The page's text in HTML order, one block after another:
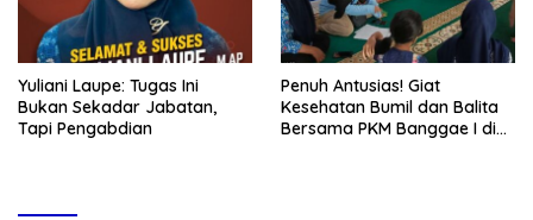
Yuliani Laupe: Tugas Ini
Bukan Sekadar Jabatan,
Tapi Pengabdian
Penuh Antusias! Giat
Kesehatan Bumil dan Balita
Bersama PKM Banggae I di